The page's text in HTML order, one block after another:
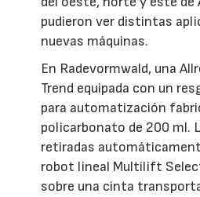
pudieron ver distintas
nuevas máquinas.
En Radevormwald, una
Trend equipada con un
para automatización
policarbonato de 200 ml.
retiradas
robot lineal Multilift
sobre una cinta